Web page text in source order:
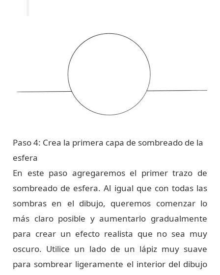
Paso 4: Crea la primera capa de sombreado de la
esfera
En este paso agregaremos el primer trazo de
sombreado de esfera. Al igual que con todas las
sombras en el dibujo, queremos comenzar lo
más claro posible y aumentarlo gradualmente
para crear un efecto realista que no sea muy
oscuro. Utilice un lado de un lápiz muy suave
para sombrear ligeramente el interior del dibujo